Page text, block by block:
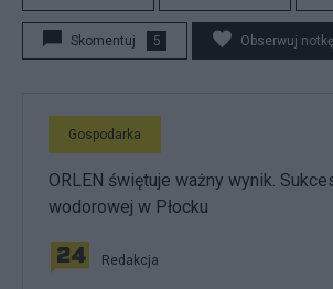
Skomentuj 5 Obserwuj notkę
Gospodarka
ORLEN świętuje ważny wynik.
wodorowej w Płocku
Redakcja